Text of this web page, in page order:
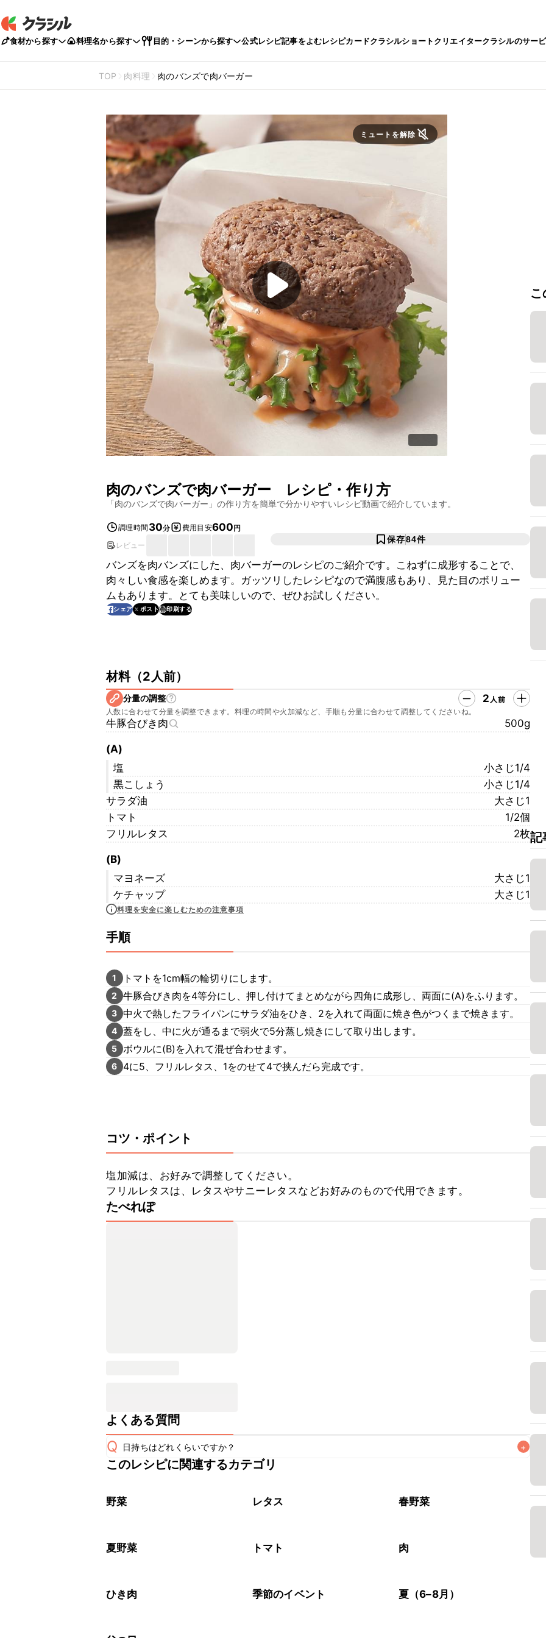
食材から探す 料理名から探す 目的・シーンから探す 公式レシピ記事をよむレシピカードクラシルショートクリエイタークラシルのサー
TOP 肉料理 肉のバンズで肉バーガー
ミュートを解除
肉のバンズで肉バーガー レシピ・作り方
「肉のバンズで肉バーガー 」の作り方を簡単で分かりやすいレシピ動画で紹介しています。
調理時間 30分 費用目安600円
レビュー
保存84件
バンズを肉バンズにした、肉バーガーのレシピのご紹介です。こねずに成形することで、
肉々しい食感を楽しめます。ガッツリしたレシピなので満腹感もあり、見た目のボリュー
ムもあります。とても美味しいので、ぜひお試しください。
シェア ポスト 印刷する
材料（2人前）
分量の調整 2 人前
人数に合わせて分量を調整できます。料理の時間や火加減など、手順も分量に合わせて調整してくださいね。
牛豚合びき肉 500g
(A)
塩
小さじ1/4
黒こしょう
小さじ1/4
サラダ油
大さじ1
トマト
1/2個
フリルレタス
2枚
(B)
マヨネーズ
大さじ1
ケチャップ
大さじ1
料理を安全に楽しむための注意事項
手順
1 トマトを1cm幅の輪切りにします。
2 牛豚合びき肉を4等分にし、押し付けてまとめながら四角に成形し、両面に(A)をふります。
3 中火で熱したフライパンにサラダ油をひき、2を入れて両面に焼き色がつくまで焼きます。
4 蓋をし、中に火が通るまで弱火で5分蒸し焼きにして取り出します。
5 ボウルに(B)を入れて混ぜ合わせます。
6 4に5、フリルレタス、1をのせて4で挟んだら完成です。
コツ・ポイント
塩加減は、お好みで調整してください。
フリルレタスは、レタスやサニーレタスなどお好みのもので代用できます。
たべれぽ
よくある質問
Q 日持ちはどれくらいですか？ +
保存期間は冷蔵で当日中が目安です。なるべくお早めにお召し上がりください。
※日持ちは目安です。
このレシピに関連するカテゴリ
野菜 レタス 春野菜
夏野菜 トマト 肉
ひき肉 季節のイベント 夏（6–8月）
記